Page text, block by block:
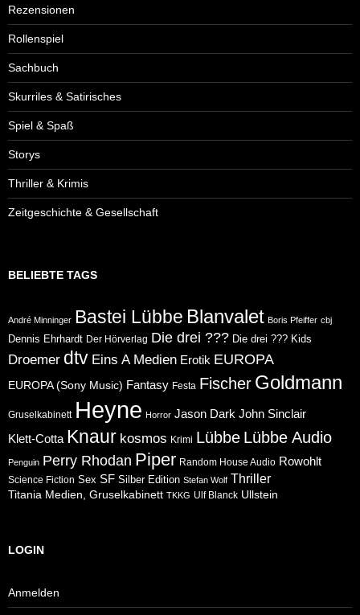
Rezensionen
Rollenspiel
Sachbuch
Skurriles & Satirisches
Spiel & Spaß
Storys
Thriller & Krimis
Zeitgeschichte & Gesellschaft
BELIEBTE TAGS
André Minninger Bastei Lübbe Blanvalet Boris Pfeiffer cbj
Dennis Ehrhardt Der Hörverlag Die drei ??? Die drei ??? Kids
Droemer dtv Eins A Medien Erotik EUROPA
EUROPA (Sony Music) Fantasy Festa Fischer Goldmann
Gruselkabinett Heyne Horror Jason Dark John Sinclair
Klett-Cotta Knaur kosmos Krimi Lübbe Lübbe Audio
Penguin Perry Rhodan Piper Random House Audio Rowohlt
Science Fiction Sex SF Silber Edition Stefan Wolf Thriller
Titania Medien, Gruselkabinett TKKG Ulf Blanck Ullstein
LOGIN
Anmelden